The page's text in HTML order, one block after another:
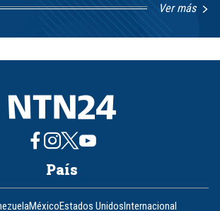
Ver más
País
MéxicoEstados UnidosInternacional